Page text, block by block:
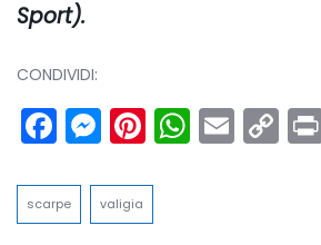
Sport).
CONDIVIDI:
Facebook
Messenger
Pinterest
scarpe valigia